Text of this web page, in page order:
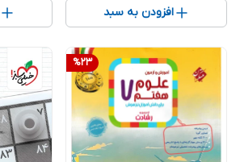
افزودن به سبد
%23